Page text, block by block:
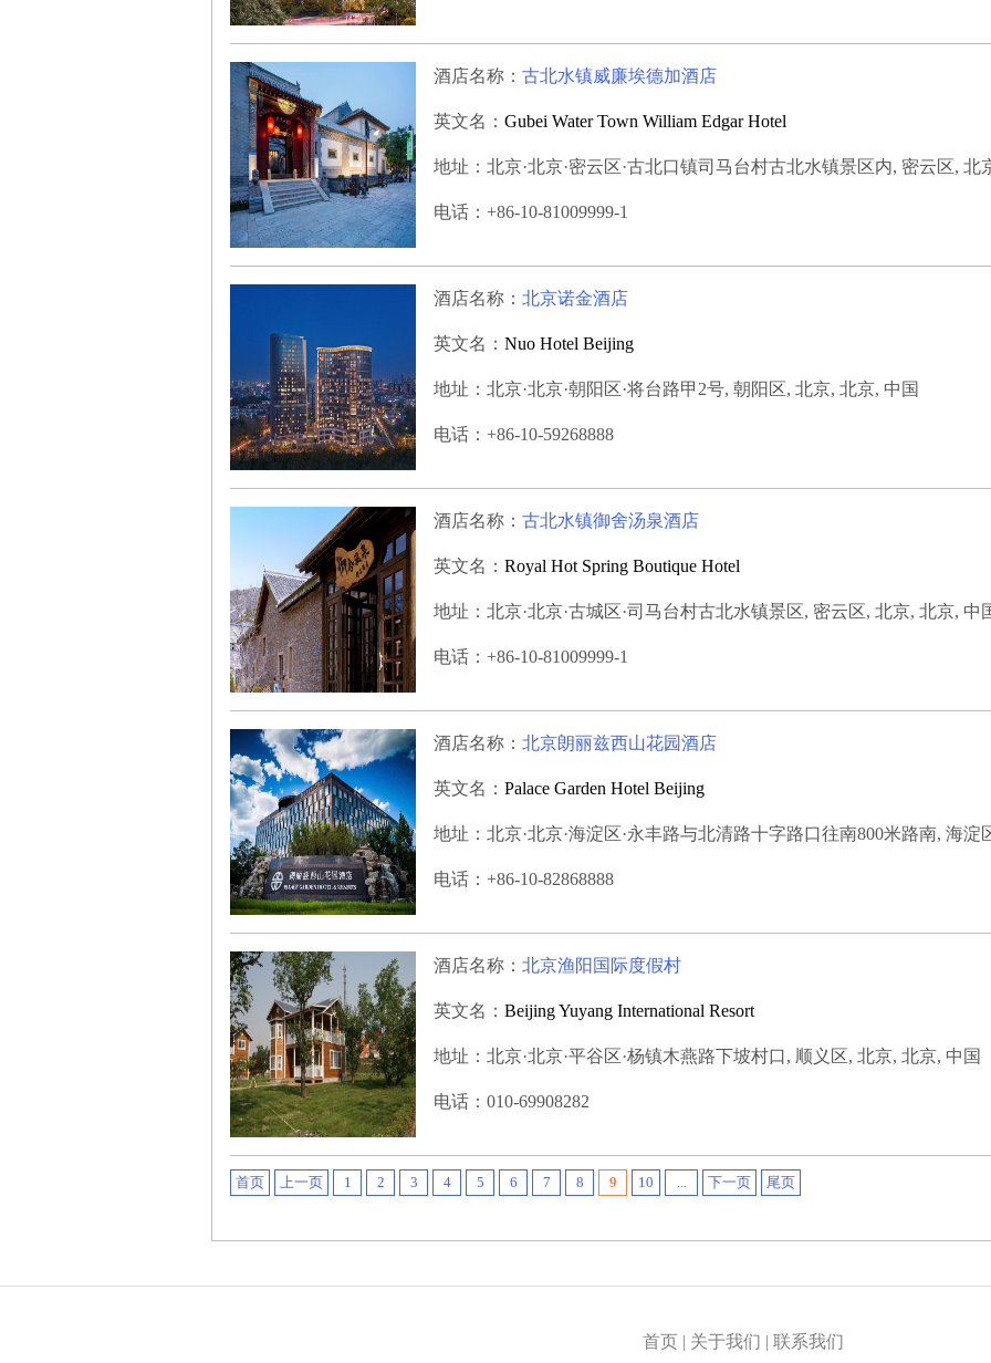
酒店名称： 古北水镇威廉埃德加酒店
英文名： Gubei Water Town William Edgar Hotel
地址：北京·北京·密云区·古北口镇司马台村古北水镇景区内, 密云区, 北
电话：+86-10-81009999-1
酒店名称： 北京诺金酒店
英文名： Nuo Hotel Beijing
地址：北京·北京·朝阳区·将台路甲2号, 朝阳区, 北京, 北京, 中国
电话：+86-10-59268888
酒店名称： 古北水镇御舍汤泉酒店
英文名： Royal Hot Spring Boutique Hotel
地址：北京·北京·古城区·司马台村古北水镇景区, 密云区, 北京, 北京, 中
电话：+86-10-81009999-1
酒店名称： 北京朗丽兹西山花园酒店
英文名： Palace Garden Hotel Beijing
地址：北京·北京·海淀区·永丰路与北清路十字路口往南800米路南, 海淀
电话：+86-10-82868888
酒店名称： 北京渔阳国际度假村
英文名： Beijing Yuyang International Resort
地址：北京·北京·平谷区·杨镇木燕路下坡村口, 顺义区, 北京, 北京, 中国
电话：010-69908282
首页 上一页 1 2 3 4 5 6 7 8 9 10 ... 下一页 尾页
首页 | 关于我们 | 联系我们